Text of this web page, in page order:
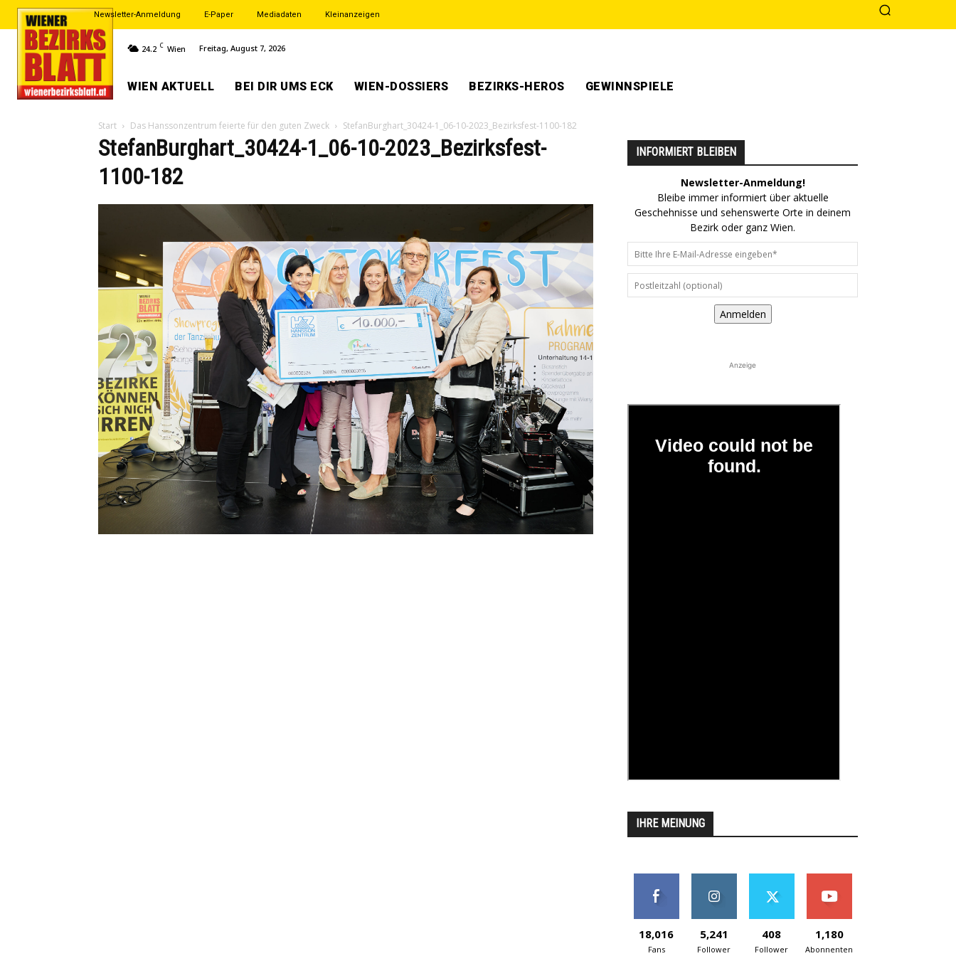
Newsletter-Anmeldung E-Paper Mediadaten Kleinanzeigen
24.2 C Wien Freitag, August 7, 2026
WIEN AKTUELL BEI DIR UMS ECK WIEN-DOSSIERS BEZIRKS-HEROS GEWINNSPIELE
Start Das Hanssonzentrum feierte für den guten Zweck StefanBurghart_30424-1_06-10-2023_Bezirksfest-1100-182
StefanBurghart_30424-1_06-10-2023_Bezirksfest-
1100-182
INFORMIERT BLEIBEN
Newsletter-Anmeldung!
Bleibe immer informiert über aktuelle
Geschehnisse und sehenswerte Orte in deinem
Bezirk oder ganz Wien.
Anmelden
Anzeige
IHRE MEINUNG
18,016
Fans
5,241
Follower
408
Follower
1,180
Abonnenten